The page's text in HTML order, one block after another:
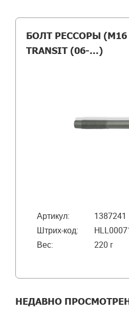
БОЛТ РЕССОРЫ (M16
TRANSIT (06-...)
Артикул:
1387241
Штрих-код:
Вес:
220 г
НЕДАВНО